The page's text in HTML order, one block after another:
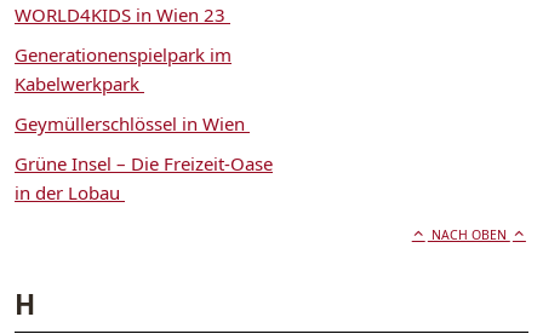
WORLD4KIDS in Wien 23
Generationenspielpark im
Kabelwerkpark
Geymüllerschlössel in Wien
Grüne Insel – Die Freizeit-Oase
in der Lobau
NACH OBEN
H